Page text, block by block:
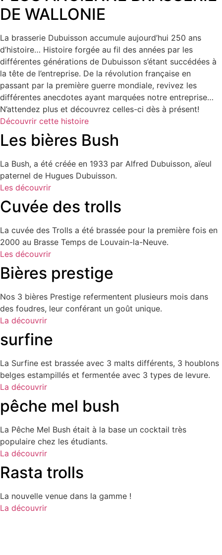
DE WALLONIE​
La brasserie Dubuisson accumule aujourd’hui 250 ans
d’histoire… Histoire forgée au fil des années par les
différentes générations de Dubuisson s’étant succédées à
la tête de l’entreprise. De la révolution française en
passant par la première guerre mondiale, revivez les
différentes anecdotes ayant marquées notre entreprise…
N’attendez plus et découvrez celles-ci dès à présent!
Découvrir cette histoire
Les bières Bush
La Bush, a été créée en 1933 par Alfred Dubuisson, aïeul
paternel de Hugues Dubuisson.
Les découvrir
Cuvée des trolls
La cuvée des Trolls a été brassée pour la première fois en
2000 au Brasse Temps de Louvain-la-Neuve.
Les découvrir
Bières prestige
Nos 3 bières Prestige refermentent plusieurs mois dans
des foudres, leur conférant un goût unique.
La découvrir
surfine
La Surfine est brassée avec 3 malts différents, 3 houblons
belges estampillés et fermentée avec 3 types de levure.
La découvrir
pêche mel bush
La Pêche Mel Bush était à la base un cocktail très
populaire chez les étudiants.
La découvrir
Rasta trolls
La nouvelle venue dans la gamme !
La découvrir